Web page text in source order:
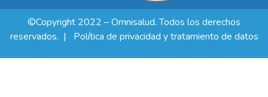
©Copyright 2022 – Omnisalud. Todos los derechos
reservados. |
Política de privacidad y tratamiento de datos